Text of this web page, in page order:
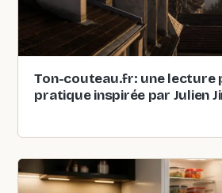
Ton-couteau.fr: une lecture
pratique inspirée par Julien